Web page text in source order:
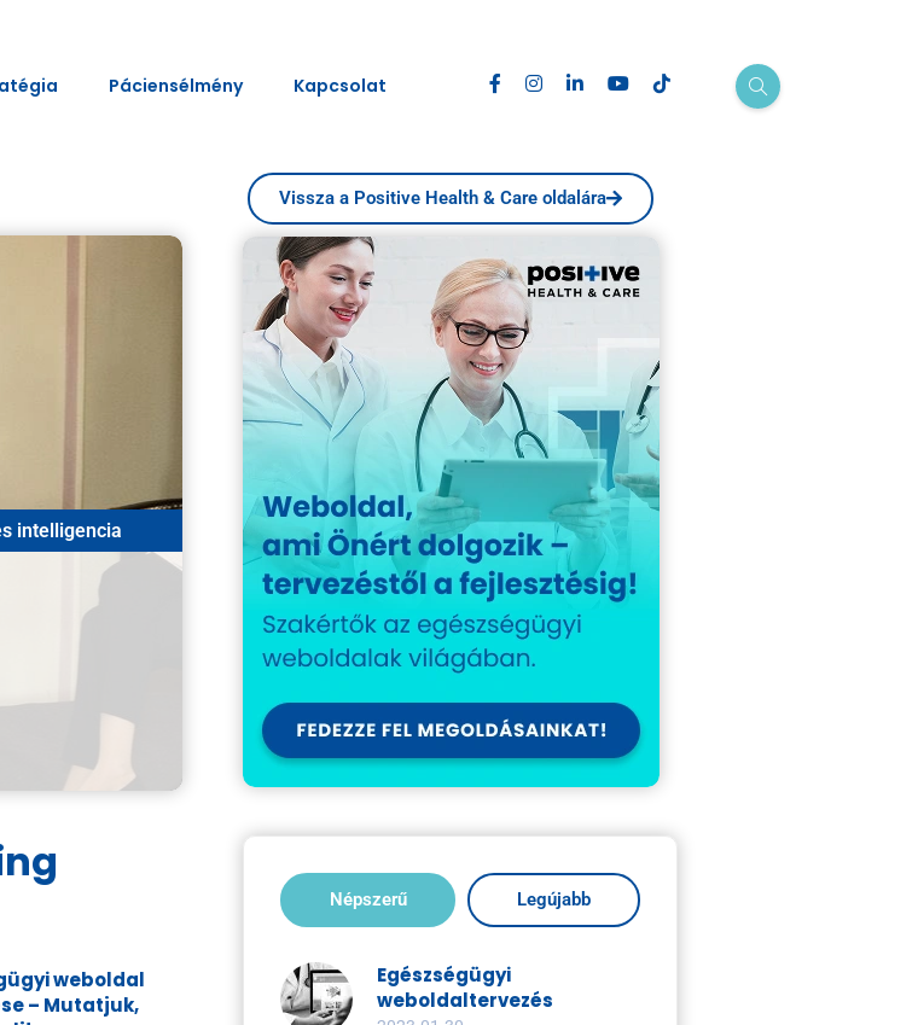
Páciensélmény Kapcsolat
intelligencia
Vissza a Positive Health & Care oldalára
weboldal
– Mutatjuk,
Népszerű Legújabb
Egészségügyi
weboldaltervezés